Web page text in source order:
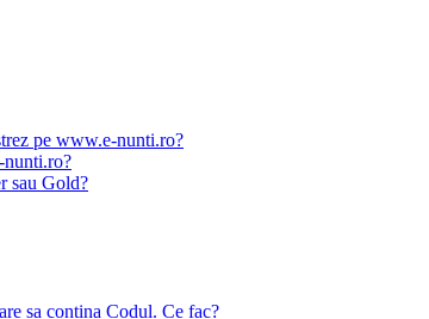
pe www.e-nunti.ro?
sau Gold?
sa contina Codul. Ce fac?